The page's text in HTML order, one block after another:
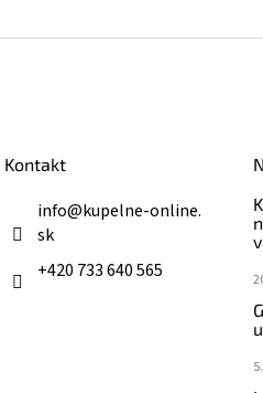
Kontakt
info@kupelne-online.
sk
+420 733 640 565